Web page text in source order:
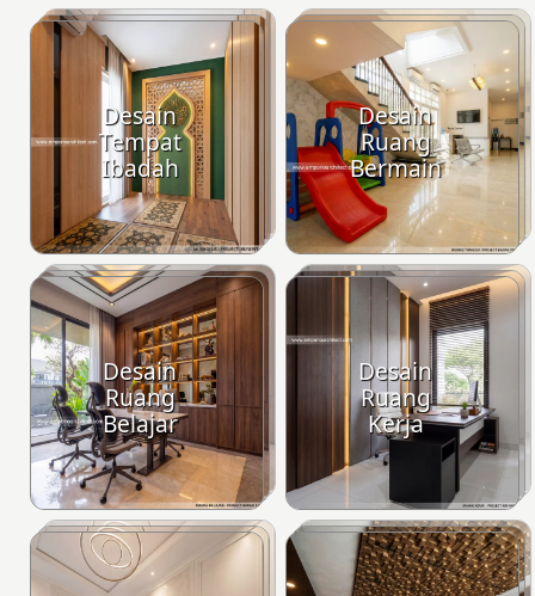
Desain
Tempat
Ibadah
Desain
Ruang
Bermain
Desain
Ruang
Belajar
Desain
Ruang
Kerja